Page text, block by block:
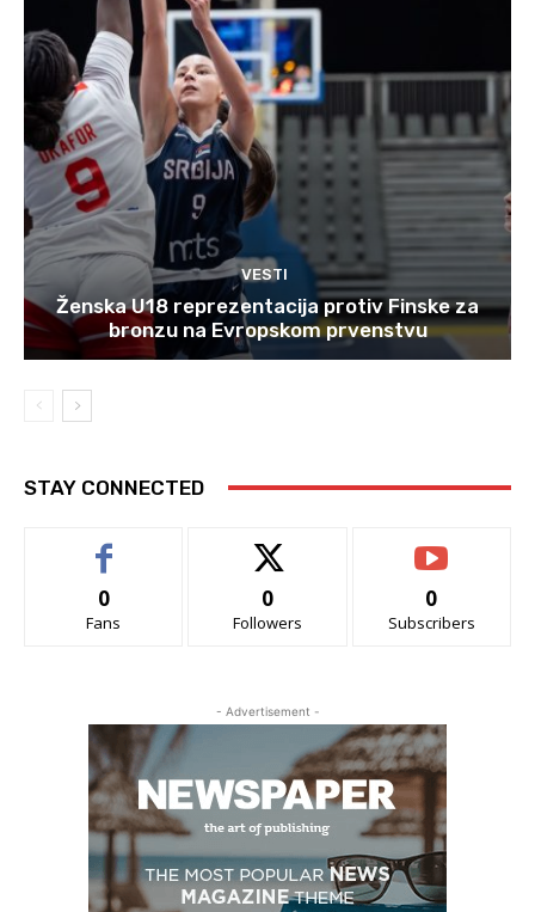
VESTI
Ženska U18 reprezentacija protiv Finske za
bronzu na Evropskom prvenstvu
STAY CONNECTED
0
Fans
0
Followers
0
Subscribers
- Advertisement -